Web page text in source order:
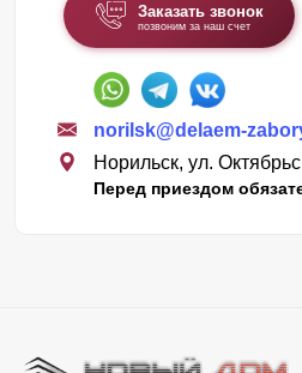
Заказать звонок
позвоним за наш счет
norilsk@delaem-
Норильск, ул.
Перед приездом